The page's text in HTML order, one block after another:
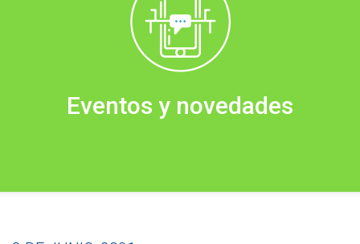
Eventos y novedades